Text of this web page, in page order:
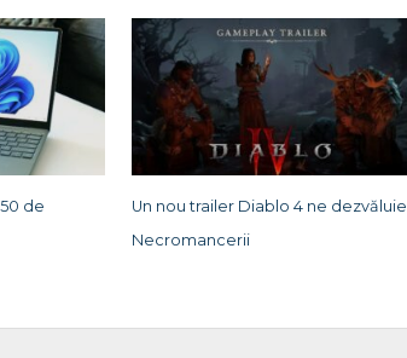
de
Un nou trailer Diablo 4 ne dezvăluie
Necromancerii